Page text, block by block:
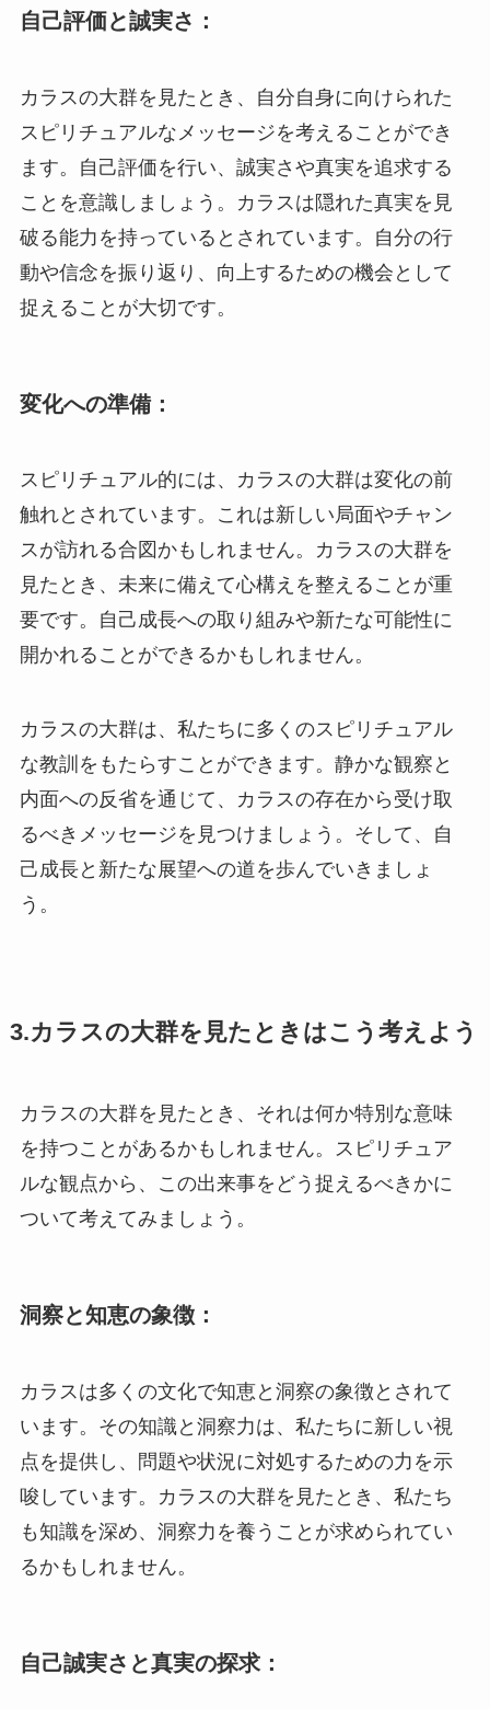
自己評価と誠実さ：
カラスの大群を見たとき、自分自身に向けられた
スピリチュアルなメッセージを考えることができ
ます。自己評価を行い、誠実さや真実を追求する
ことを意識しましょう。カラスは隠れた真実を見
破る能力を持っているとされています。自分の行
動や信念を振り返り、向上するための機会として
捉えることが大切です。
変化への準備：
スピリチュアル的には、カラスの大群は変化の前
触れとされています。これは新しい局面やチャン
スが訪れる合図かもしれません。カラスの大群を
見たとき、未来に備えて心構えを整えることが重
要です。自己成長への取り組みや新たな可能性に
開かれることができるかもしれません。
カラスの大群は、私たちに多くのスピリチュアル
な教訓をもたらすことができます。静かな観察と
内面への反省を通じて、カラスの存在から受け取
るべきメッセージを見つけましょう。そして、自
己成長と新たな展望への道を歩んでいきましょ
う。
3.カラスの大群を見たときはこう考えよう
カラスの大群を見たとき、それは何か特別な意味
を持つことがあるかもしれません。スピリチュア
ルな観点から、この出来事をどう捉えるべきかに
ついて考えてみましょう。
洞察と知恵の象徴：
カラスは多くの文化で知恵と洞察の象徴とされて
います。その知識と洞察力は、私たちに新しい視
点を提供し、問題や状況に対処するための力を示
唆しています。カラスの大群を見たとき、私たち
も知識を深め、洞察力を養うことが求められてい
るかもしれません。
自己誠実さと真実の探求：